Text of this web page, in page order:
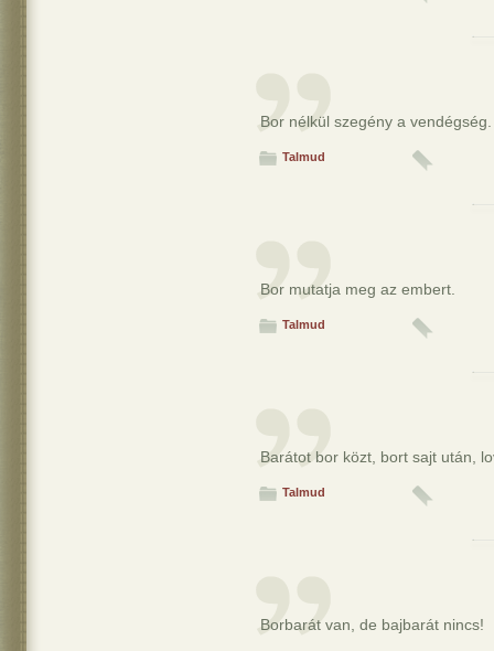
Bor nélkül szegény a vendégség.
Talmud
Bor mutatja meg az embert.
Talmud
Barátot bor közt, bort sajt után,
Talmud
Borbarát van, de bajbarát nincs!